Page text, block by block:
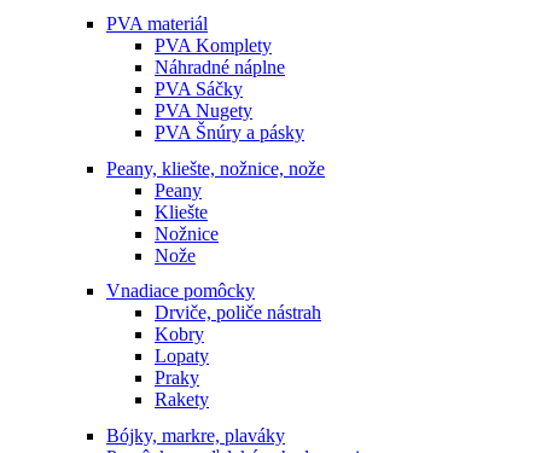
PVA materiál
PVA Komplety
Náhradné náplne
PVA Sáčky
PVA Nugety
PVA Šnúry a pásky
Peany, kliešte, nožnice, nože
Peany
Kliešte
Nožnice
Nože
Vnadiace pomôcky
Drviče, poliče nástrah
Kobry
Lopaty
Praky
Rakety
Bójky, markre, plaváky